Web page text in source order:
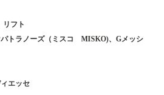
リフト
トラノーズ（ミスコ MISKO)、Gメッシ
エッセ